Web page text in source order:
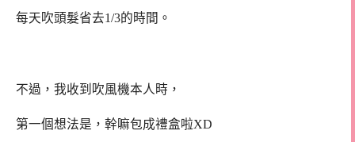
每天吹頭髮省去1/3的時間。
不過，我收到吹風機本人時，
第一個想法是，幹嘛包成禮盒啦XD